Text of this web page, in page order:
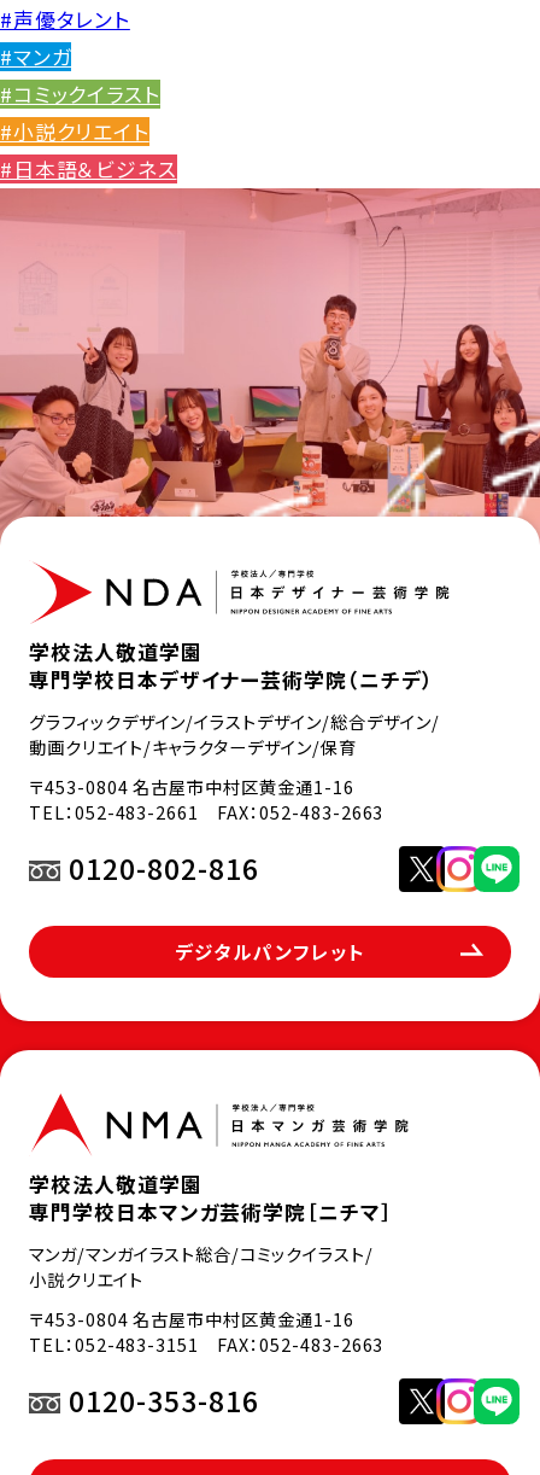
#声優タレント
#マンガ
#コミックイラスト
#小説クリエイト
#日本語＆ビジネス
学校法人敬道学園
専門学校日本デザイナー芸術学院（ニチデ）
グラフィックデザイン/イラストデザイン/総合デザイン/
動画クリエイト/キャラクターデザイン/保育
〒453-0804 名古屋市中村区黄金通1-16
TEL：052-483-2661 FAX：052-483-2663
0120-802-816
デジタルパンフレット
学校法人敬道学園
専門学校日本マンガ芸術学院［ニチマ］
マンガ/マンガイラスト総合/コミックイラスト/
小説クリエイト
〒453-0804 名古屋市中村区黄金通1-16
TEL：052-483-3151 FAX：052-483-2663
0120-353-816